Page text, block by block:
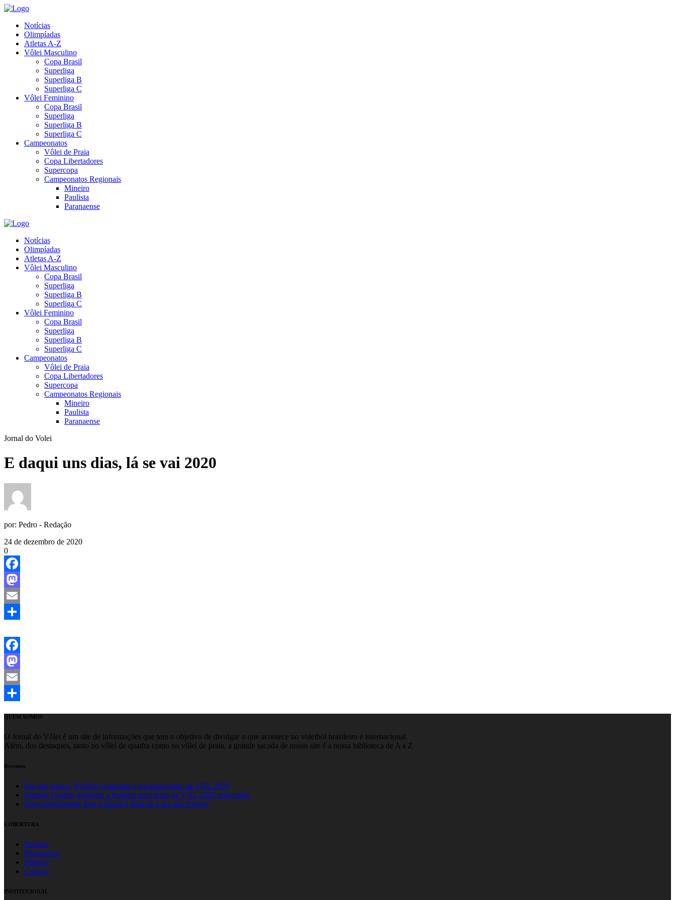
Notícias
Olimpíadas
Atletas A-Z
Vôlei Masculino
Copa Brasil
Superliga
Superliga B
Superliga C
Vôlei Feminino
Copa Brasil
Superliga
Superliga B
Superliga C
Campeonatos
Vôlei de Praia
Copa Libertadores
Supercopa
Campeonatos Regionais
Mineiro
Paulista
Paranaense
Notícias
Olimpíadas
Atletas A-Z
Vôlei Masculino
Copa Brasil
Superliga
Superliga B
Superliga C
Vôlei Feminino
Copa Brasil
Superliga
Superliga B
Superliga C
Campeonatos
Vôlei de Praia
Copa Libertadores
Supercopa
Campeonatos Regionais
Mineiro
Paulista
Paranaense
Jornal do Volei
E daqui uns dias, lá se vai 2020
por: Pedro - Redação
24 de dezembro de 2020
0
Facebook
Mastodon
Email
Facebook
Mastodon
Email
QUEM SOMOS
O Jornal do Vôlei é um site de informações que tem o objetivo de divulgar o que acontece no voleibol brasileiro e internacional.
Além, dos destaques, tanto no vôlei de quadra como no vôlei de praia, a grande sacada de nosso site é a nossa biblioteca de A a Z
Recentes
Em um jogaço, Polônia conquista o tricampeonato da VNL 2026
Estados Unidos desafiam a Polônia pelo título da VNL 2026 masculina
Jogo emocionante leva o Brasil à final da Liga das Nações
COBERTURA
Paulista
Paranaense
Mineiro
Carioca
INSTITUCIONAL